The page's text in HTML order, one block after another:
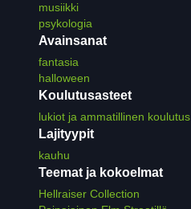
musiikki
psykologia
Avainsanat
fantasia
halloween
Koulutusasteet
lukiot ja ammatillinen koulutus
Lajityypit
kauhu
Teemat ja kokoelmat
Hellraiser Collection